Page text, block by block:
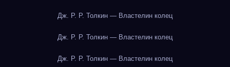
Дж. Р. Р. Толкин — Властелин колец
Дж. Р. Р. Толкин — Властелин колец
Дж. Р. Р. Толкин — Властелин колец